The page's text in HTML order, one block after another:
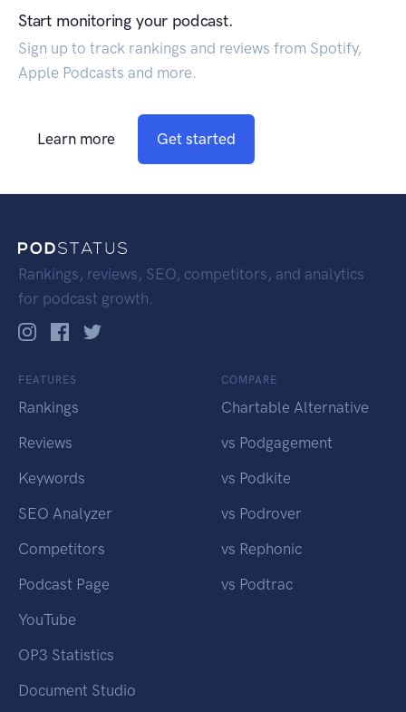
Start monitoring your podcast.
Sign up to track rankings and reviews from Spotify,
Apple Podcasts and more.
Learn more Get started
Rankings, reviews, SEO, competitors, and analytics
for podcast growth.
FEATURES
Rankings
Reviews
Keywords
SEO Analyzer
Competitors
Podcast Page
YouTube
OP3 Statistics
Document Studio
COMPARE
Chartable Alternative
vs Podgagement
vs Podkite
vs Podrover
vs Rephonic
vs Podtrac